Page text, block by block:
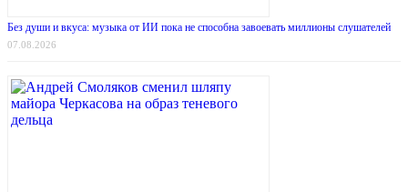
Без души и вкуса: музыка от ИИ пока не способна завоевать миллионы слушателей
07.08.2026